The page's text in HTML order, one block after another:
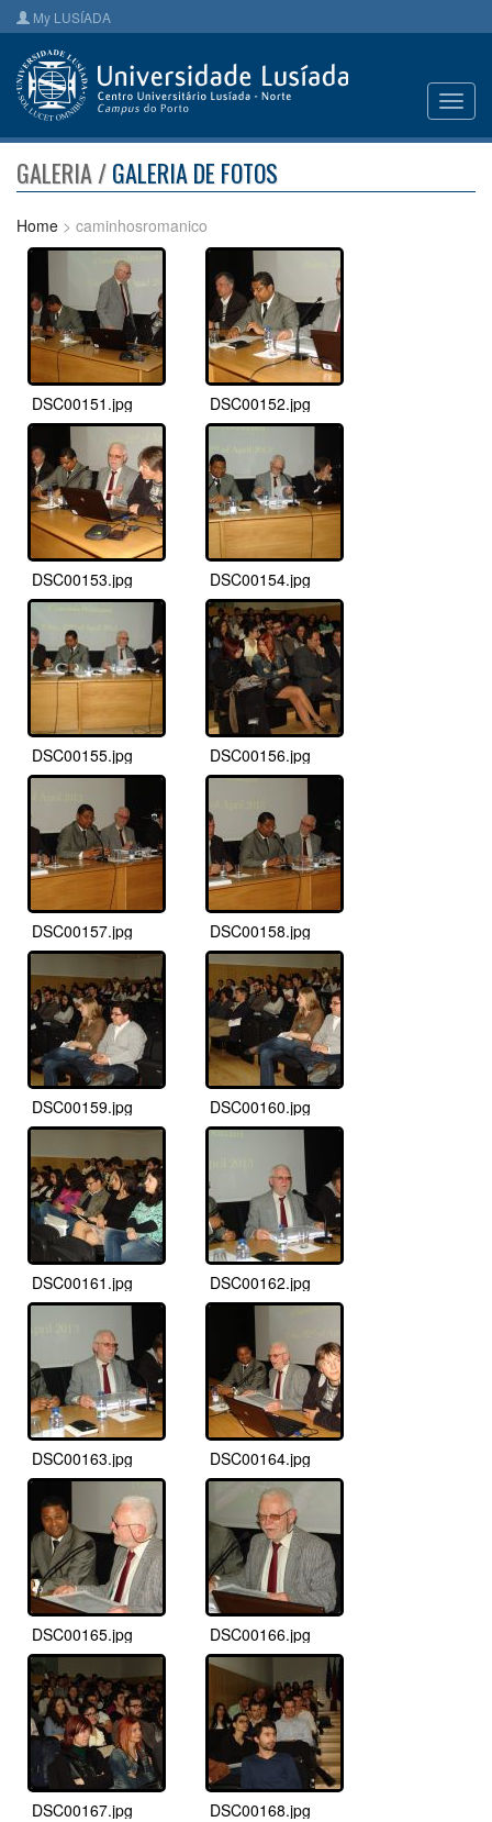
My LUSÍADA
GALERIA /GALERIA DE FOTOS
Home > caminhosromanico
DSC00151.jpg DSC00152.jpg
DSC00153.jpg DSC00154.jpg
DSC00155.jpg DSC00156.jpg
DSC00157.jpg DSC00158.jpg
DSC00159.jpg DSC00160.jpg
DSC00161.jpg DSC00162.jpg
DSC00163.jpg DSC00164.jpg
DSC00165.jpg DSC00166.jpg
DSC00167.jpg DSC00168.jpg